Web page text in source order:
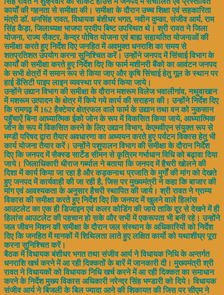
कार्यों की गहनता से समीक्षा की। समीक्षा के दौरान उच्च शिक्षा एवं सहकारिता
मंत्री डाॅ. धनसिंह रावत, विधायक बंशीधर भगत, नवीन दुम्का, संजीव आर्य, राम
सिंह कैड़ा, जिलाध्यक्ष भाजपा प्रदीप बिष्ट उपस्थित थे। श्री रावत ने जिला
योजना, राज्य सैक्टर, केन्द्र पोषित योजना एवं बाह्य सहायतित योजनाओं की
समीक्षा करते हुए निर्देश दिए जनहित में अवमुक्त धनराशि का समय से
शतप्रतिशत उपयोग करना सुनिश्चित करें। उन्होंने जनपद में सिंचाई विभाग के
कार्यों की समीक्षा करते हुए निर्देश दिए कि फार्म मशीनरी बैंको का आवंटन जनपद
के सभी क्षेत्रों में समान रूप से किया जाए और कृषि सिंचाई हेतु गूल के स्थान पर
हाई डेंसिटी पाइप लाइन व्यवस्था पर कार्य किया जाये।
उन्होंने उद्यान विभाग की समीक्षा के दौरान मशरूम विलेज भवालीगांव, नथुवाखान
में मशरूम उत्पादन के क्षेत्र में किये गये कार्य की सराहना की। उन्होंने निर्देश दिए
कि रामगढ़ में 162 हैक्टेयर क्षेत्रफल वाले फार्म के उद्यान तथा वन को नुकसान
पहुॅचाऐं बिना आध्यात्मिक ईको जोन के रूप में विकसित किया जाये, आध्यात्मिक
जोन के रूप में विकसित करने के लिए उद्यान विभाग, केएमवीएन संयुक्त रूप से
मण्डी परिषद द्वारा तैयार अवधारणा का अध्ययन करते हुए पर्यटन विकास हेतु भी
कार्य योजना तैयार करें। उन्होंने पशुपालन विभाग की समीक्षा के दौरान निर्देश
दिए कि जनपद में सैक्स्ड सार्टेड सीमन से कृत्रिम गर्भाधान विधि को बढ़ावा दिया
जाये। जिलाधिकारी धीराज गर्ब्याल ने बताया कि जनपद में हैचरी खोलने की
दिशा में कार्य किया जा रहा है और कड़कनाथ प्रजाति के मुर्गों की मांग को देखते
हुए जनपद में कार्यवाही की जा रही है, जिस पर मुख्यमंत्री ने कहा कि बाजार की
मांग एवं आवश्यकता के अनुसार हैचरी स्थापित की जाये। श्री रावत ने ग्राम्य
विकास की समीक्षा करते हुए निर्देश दिए कि जनपद में खुलने वाले हिलांस
आउटलेट का एक ही डिजाइन एवं कलर कोडिंग की जाये ताकि दूर से देखने में ही
हिलांस आउटलेट की पहचान हो सके और सभी में एकरूपता भी बनी रहे। उन्होंने
जल जीवन मिशन की समीक्षा के दौरान जल संस्थान के अधिकारियों को निर्देश
दिए कि जनहित में मानकों में शिथिलता लाते हुए लक्षित कार्यो को यथाशीघ्र पूरा
करना सुनिश्चित करें।
बैठक में विधायक बंशीधर भगत तथा संजीव आर्य ने विधायक निधि के अन्तर्गत
धनराशि खर्च करने में आ रही दिक्कतों के बारें में जानकारी दी। मुख्यमंत्री श्री
रावत ने विधायकों को विधायक निधि खर्च करने में आ रही दिक्कत का समाधान
करने के निर्देश मुख्य विकास अधिकारी नरेन्द्र सिंह भण्डारी को दिये। विधायक
संजीव आर्य ने बिजली के बिल ज्यादा आने की शिकायत की जिस पर सीएम ने